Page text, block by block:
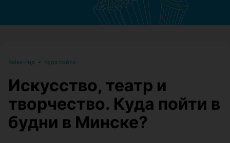
Relax-гид • Куда пойти
Искусство, театр и
творчество. Куда пойти в
будни в Минске?